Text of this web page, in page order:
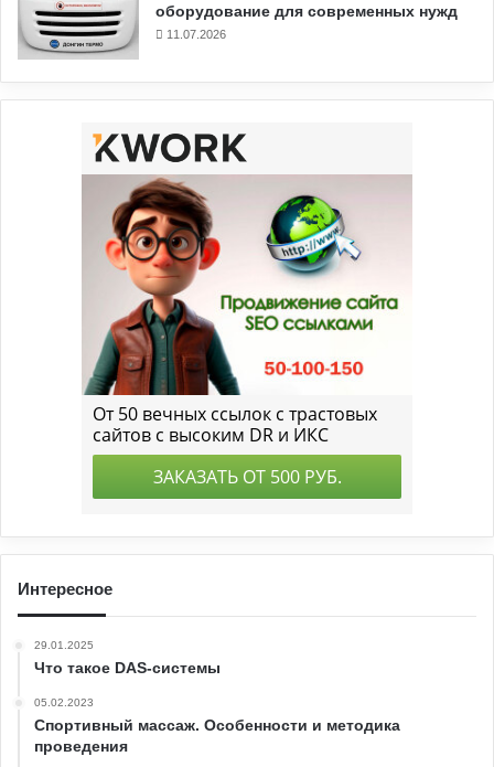
оборудование для современных нужд
11.07.2026
Интересное
29.01.2025
Что такое DAS-системы
05.02.2023
Спортивный массаж. Особенности и методика
проведения